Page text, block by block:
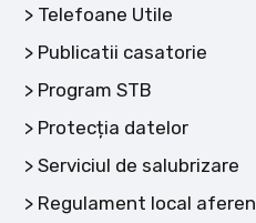
Telefoane Utile
Publicatii casatorie
Program STB
Protecția datelor
Serviciul de salubrizare
Regulament local